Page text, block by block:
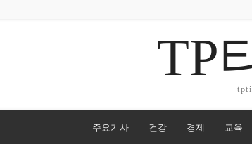
TP
주요기사 건강 경제 교육